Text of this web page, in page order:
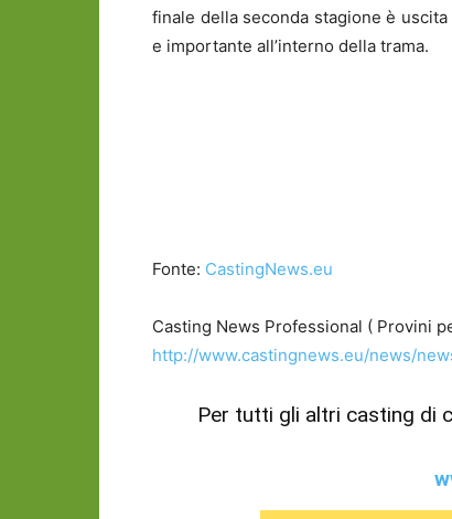
finale della seconda stagione è
e importante all’interno della trama.
Fonte: CastingNews.eu
Casting News Professional ( Provini
http://www.castingnews.eu/news/
Per tutti gli altri casting di